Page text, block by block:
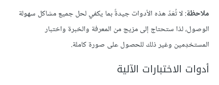
ملاحظة: لا تُعَدّ هذه الأدوات جيدةً بما يكفي لحل جميع مشاكل سهولة
الوصول، لذا ستحتاج إلى مزيج من المعرفة والخبرة واختبار
المستخدِمين وغير ذلك للحصول على صورة كاملة.
أدوات الاختبارات الآلية